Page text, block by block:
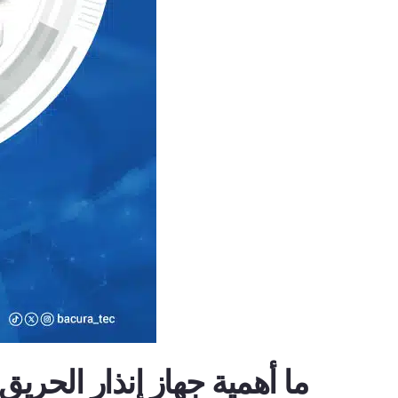
ما أهمية جهاز إنذار